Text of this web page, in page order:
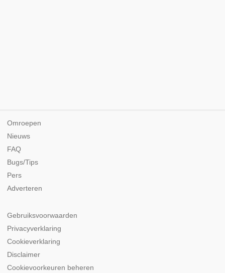
Omroepen
Nieuws
FAQ
Bugs/Tips
Pers
Adverteren
Gebruiksvoorwaarden
Privacyverklaring
Cookieverklaring
Disclaimer
Cookievoorkeuren beheren